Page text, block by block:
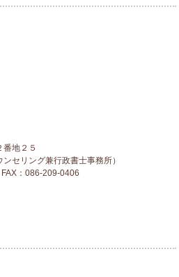
地２５
セリング兼行政書士事務所）
：086-209-0406